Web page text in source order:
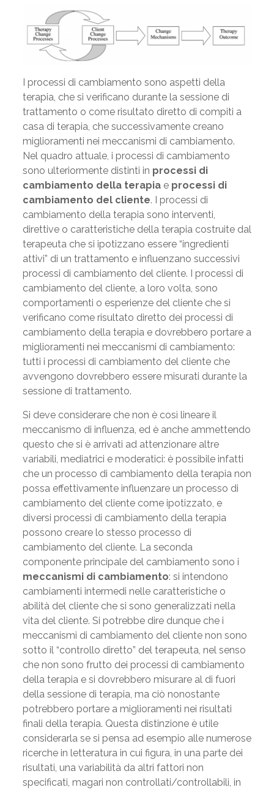
I processi di cambiamento sono aspetti della
terapia, che si verificano durante la sessione di
trattamento o come risultato diretto di compiti a
casa di terapia, che successivamente creano
miglioramenti nei meccanismi di cambiamento.
Nel quadro attuale, i processi di cambiamento
sono ulteriormente distinti in processi di
cambiamento della terapiae processi di
cambiamento del cliente. I processi di
cambiamento della terapia sono interventi,
direttive o caratteristiche della terapia costruite dal
terapeuta che si ipotizzano essere “ingredienti
attivi” di un trattamento e influenzano successivi
processi di cambiamento del cliente. I processi di
cambiamento del cliente, a loro volta, sono
comportamenti o esperienze del cliente che si
verificano come risultato diretto dei processi di
cambiamento della terapia e dovrebbero portare a
miglioramenti nei meccanismi di cambiamento:
tutti i processi di cambiamento del cliente che
avvengono dovrebbero essere misurati durante la
sessione di trattamento.
Si deve considerare che non è così lineare il
meccanismo di influenza, ed è anche ammettendo
questo che si è arrivati ad attenzionare altre
variabili, mediatrici e moderatici: è possibile infatti
che un processo di cambiamento della terapia non
possa effettivamente influenzare un processo di
cambiamento del cliente come ipotizzato, e
diversi processi di cambiamento della terapia
possono creare lo stesso processo di
cambiamento del cliente. La seconda
componente principale del cambiamento sono i
meccanismi di cambiamento: si intendono
cambiamenti intermedi nelle caratteristiche o
abilità del cliente che si sono generalizzati nella
vita del cliente. Si potrebbe dire dunque che i
meccanismi di cambiamento del cliente non sono
sotto il “controllo diretto” del terapeuta, nel senso
che non sono frutto dei processi di cambiamento
della terapia e si dovrebbero misurare al di fuori
della sessione di terapia, ma ciò nonostante
potrebbero portare a miglioramenti nei risultati
finali della terapia. Questa distinzione è utile
considerarla se si pensa ad esempio alle numerose
ricerche in letteratura in cui figura, in una parte dei
risultati, una variabilità da altri fattori non
specificati, magari non controllati/controllabili, in